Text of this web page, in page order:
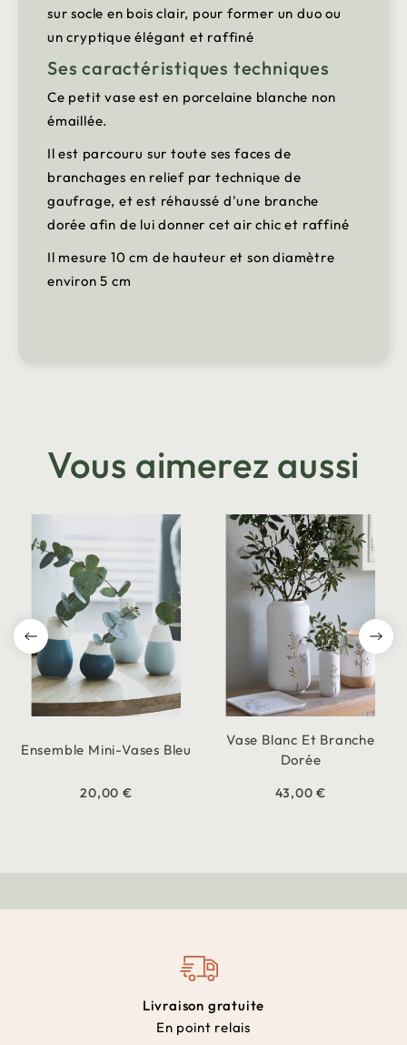
sur socle en bois clair, pour former un duo ou
un cryptique élégant et raffiné
Ses caractéristiques techniques
Ce petit vase est en porcelaine blanche non
émaillée.
Il est parcouru sur toute ses faces de
branchages en relief par technique de
gaufrage, et est réhaussé d'une branche
dorée afin de lui donner cet air chic et raffiné
Il mesure 10 cm de hauteur et son diamètre
environ 5 cm
Vous aimerez aussi
Ensemble Mini-Vases Bleu
20,00 €
Vase Blanc Et Branche
Dorée
43,00 €
Livraison gratuite
En point relais